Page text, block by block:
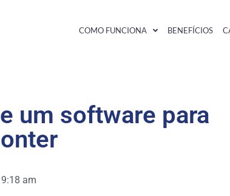
COMO FUNCIONA BENEFÍCIOS
um software para
9:18 am